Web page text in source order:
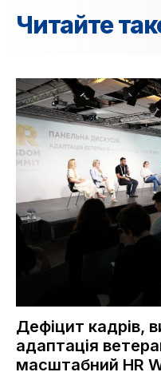
Читайте
Дефіцит кадрів,
адаптація
масштабний HR